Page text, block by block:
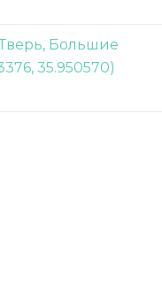
Большие
35.950570)